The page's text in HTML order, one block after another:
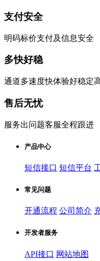
支付安全
明码标价支付及信息安全
多快好稳
通道多速度快体验好稳定
售后无忧
服务出问题客服全程跟进
产品中心
短信接口 短信平台
常见问题
开通流程 公司简介
开发者服务
API接口 网站地图